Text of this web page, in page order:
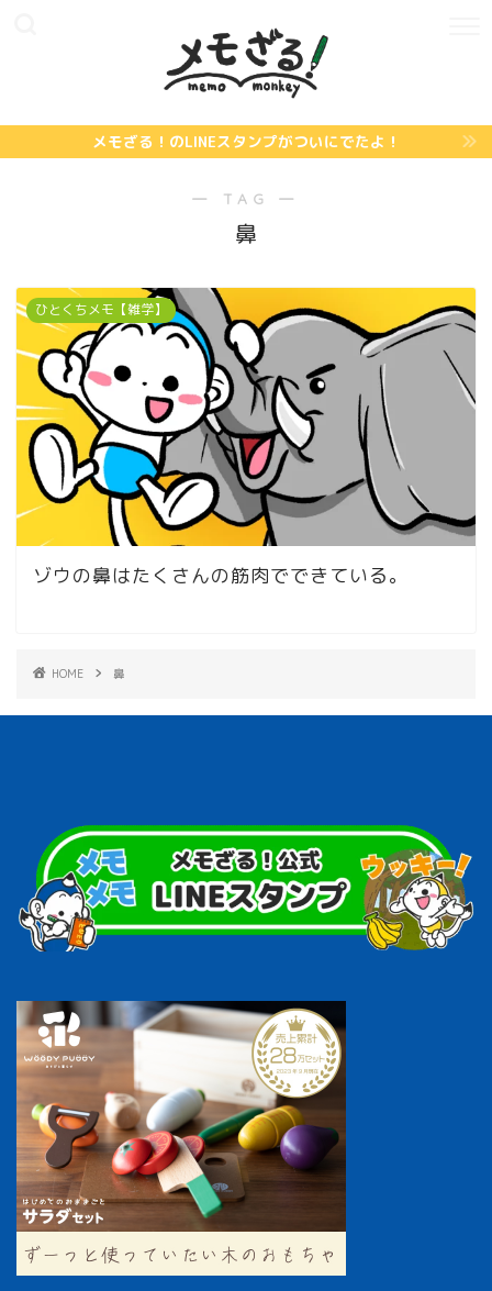
メモざる！のLINEスタンプがついにでたよ！
― TAG ―
鼻
ひとくちメモ【雑学】
ゾウの鼻はたくさんの筋肉でできている。
HOME 鼻